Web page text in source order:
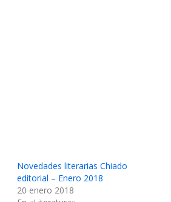
Novedades literarias Chiado
editorial – Enero 2018
20 enero 2018